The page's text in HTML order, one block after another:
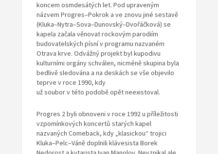
koncem osmdesátých let. Pod upraveným
názvem Progres–Pokrok a ve znovu jiné sestavě
(Kluka–Nytra–Sova–Dunovský–Dvořáčková) se
kapela začala věnovat rockovým parodiím
budovatelských písní v programu nazvaném
Otrava krve. Odvážný projekt byl kupodivu
kulturními orgány schválen, nicméně skupina byla
bedlivě sledována a na deskách se vše objevilo
teprve v roce 1990, kdy
už soubor v této podobě opět neexistoval.
Progres 2 byli obnoveni v roce 1992 u příležitosti
vzpomínkových koncertů starých kapel
nazvaných Comeback, kdy „klasickou“ trojici
Kluka–Pelc–Váně doplnili klávesista Borek